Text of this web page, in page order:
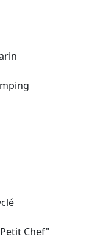
Chef"